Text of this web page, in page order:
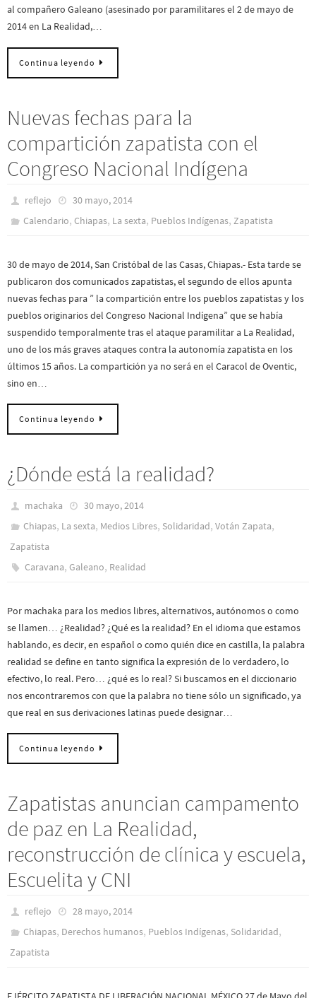
al compañero Galeano (asesinado por paramilitares el 2 de mayo de
2014 en La Realidad,…
Continua leyendo
Nuevas fechas para la
compartición zapatista con el
Congreso Nacional Indígena
reflejo
30 mayo, 2014
Calendario,Chiapas, La sexta, Pueblos Indí­genas, Zapatista
30 de mayo de 2014, San Cristóbal de las Casas, Chiapas.- Esta tarde se
publicaron dos comunicados zapatistas, el segundo de ellos apunta
nuevas fechas para ” la compartición entre los pueblos zapatistas y los
pueblos originarios del Congreso Nacional Indígena” que se había
suspendido temporalmente tras el ataque paramilitar a La Realidad,
uno de los más graves ataques contra la autonomía zapatista en los
últimos 15 años. La compartición ya no será en el Caracol de Oventic,
sino en…
Continua leyendo
¿Dónde está la realidad?
machaka
30 mayo, 2014
Chiapas, La sexta, Medios Libres, Solidaridad,Votán Zapata,
Zapatista
Caravana,Galeano, Realidad
Por machaka para los medios libres, alternativos, autónomos o como
se llamen… ¿Realidad? ¿Qué es la realidad? En el idioma que estamos
hablando, es decir, en español o como quién dice en castilla, la palabra
realidad se define en tanto significa la expresión de lo verdadero, lo
efectivo, lo real. Pero… ¿qué es lo real? Si buscamos en el diccionario
nos encontraremos con que la palabra no tiene sólo un significado, ya
que real en sus derivaciones latinas puede designar…
Continua leyendo
Zapatistas anuncian campamento
de paz en La Realidad,
reconstrucción de clínica y escuela,
Escuelita y CNI
reflejo
28 mayo, 2014
Chiapas, Derechos humanos, Pueblos Indí­genas, Solidaridad,
Zapatista